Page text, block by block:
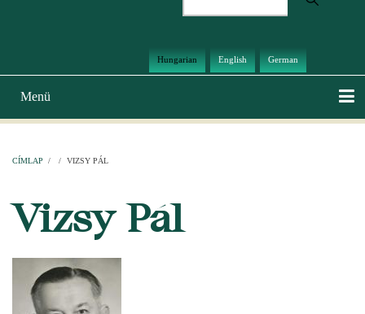
Hungarian English German
Main
navigation
Menü
CÍMLAP / / VIZSY PÁL
Vizsy Pál